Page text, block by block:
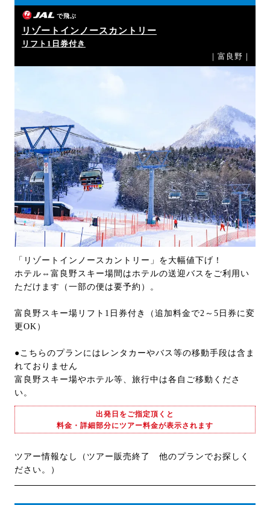
で飛ぶ
リゾートインノースカントリー
リフト1日券付き
｜富良野｜
「リゾートインノースカントリー」を大幅値下げ！
ホテル⇔富良野スキー場間はホテルの送迎バスをご利用い
ただけます（一部の便は要予約）。
富良野スキー場リフト1日券付き（追加料金で2～5日券に変
更OK）
●こちらのプランにはレンタカーやバス等の移動手段は含ま
れておりません
富良野スキー場やホテル等、旅行中は各自ご移動くださ
い。
出発日をご指定頂くと
料金・詳細部分にツアー料金が表示されます
ツアー情報なし（ツアー販売終了 他のプランでお探しく
ださい。）